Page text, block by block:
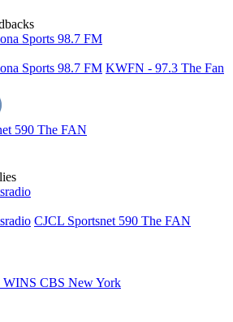
Sports 98.7 FM
Sports 98.7 FM KWFN - 97.3 The Fan
590 The FAN
CJCL Sportsnet 590 The FAN
CBS New York